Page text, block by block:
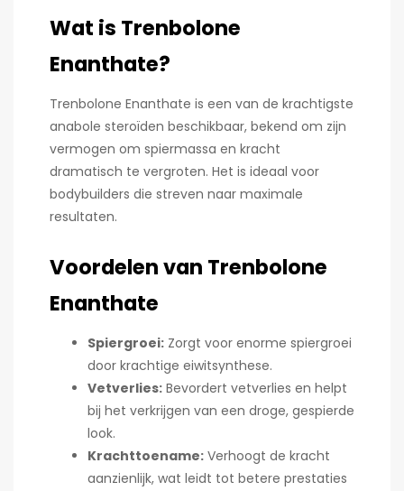
Wat is Trenbolone
Enanthate?
Trenbolone Enanthate is een van de krachtigste
anabole steroïden beschikbaar, bekend om zijn
vermogen om spiermassa en kracht
dramatisch te vergroten. Het is ideaal voor
bodybuilders die streven naar maximale
resultaten.
Voordelen van Trenbolone
Enanthate
Spiergroei: Zorgt voor enorme spiergroei
door krachtige eiwitsynthese.
Vetverlies: Bevordert vetverlies en helpt
bij het verkrijgen van een droge, gespierde
look.
Krachttoename: Verhoogt de kracht
aanzienlijk, wat leidt tot betere prestaties